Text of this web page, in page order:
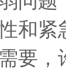
和
要